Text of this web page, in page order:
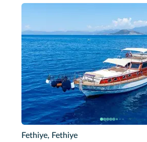
Fethiye, Fethiye